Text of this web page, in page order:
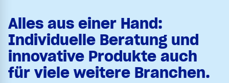
Alles aus einer Hand:
Individuelle Beratung und
innovative Produkte auch
für viele weitere Branchen.